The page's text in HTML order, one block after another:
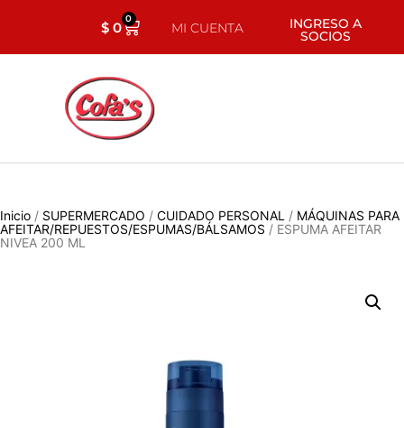
$0 0
MI CUENTA INGRESO A
SOCIOS
Inicio / SUPERMERCADO / CUIDADO PERSONAL / MÁQUINAS PARA
AFEITAR/REPUESTOS/ESPUMAS/BÁLSAMOS / ESPUMA AFEITAR
NIVEA 200 ML